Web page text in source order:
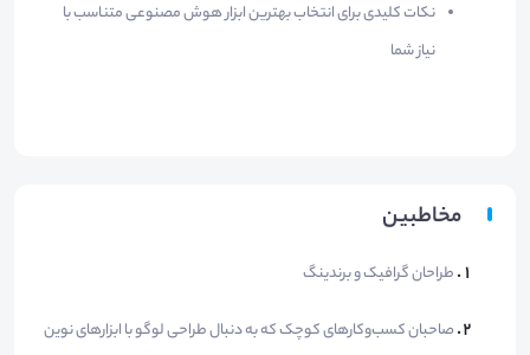
نکات کلیدی برای انتخاب بهترین ابزار هوش مصنوعی متناسب با
نیاز شما
مخاطبین
طراحان گرافیک و برندینگ
صاحبان کسب‌وکارهای کوچک که به دنبال طراحی لوگو با ابزارهای نوین